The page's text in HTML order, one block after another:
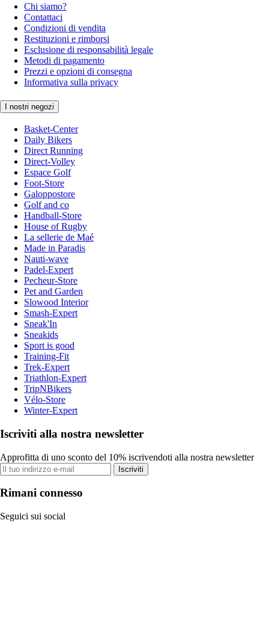
Chi siamo?
Contattaci
Condizioni di vendita
Restituzioni e rimborsi
Esclusione di responsabilità legale
Metodi di pagamento
Prezzi e opzioni di consegna
Informativa sulla privacy
I nostri negozi
Basket-Center
Daily Bikers
Direct Running
Direct-Volley
Espace Golf
Foot-Store
Galoppostore
Golf and co
Handball-Store
House of Rugby
La sellerie de Maé
Made in Paradis
Nauti-wave
Padel-Expert
Pecheur-Store
Pet and Garden
Slowood Interior
Smash-Expert
Sneak'In
Sneakids
Sport is good
Training-Fit
Trek-Expert
Triathlon-Expert
TripNBikers
Vélo-Store
Winter-Expert
Iscriviti alla nostra newsletter
Approfitta di uno sconto del 10% iscrivendoti alla nostra newsletter
Iscriviti
Rimani connesso
Seguici sui social